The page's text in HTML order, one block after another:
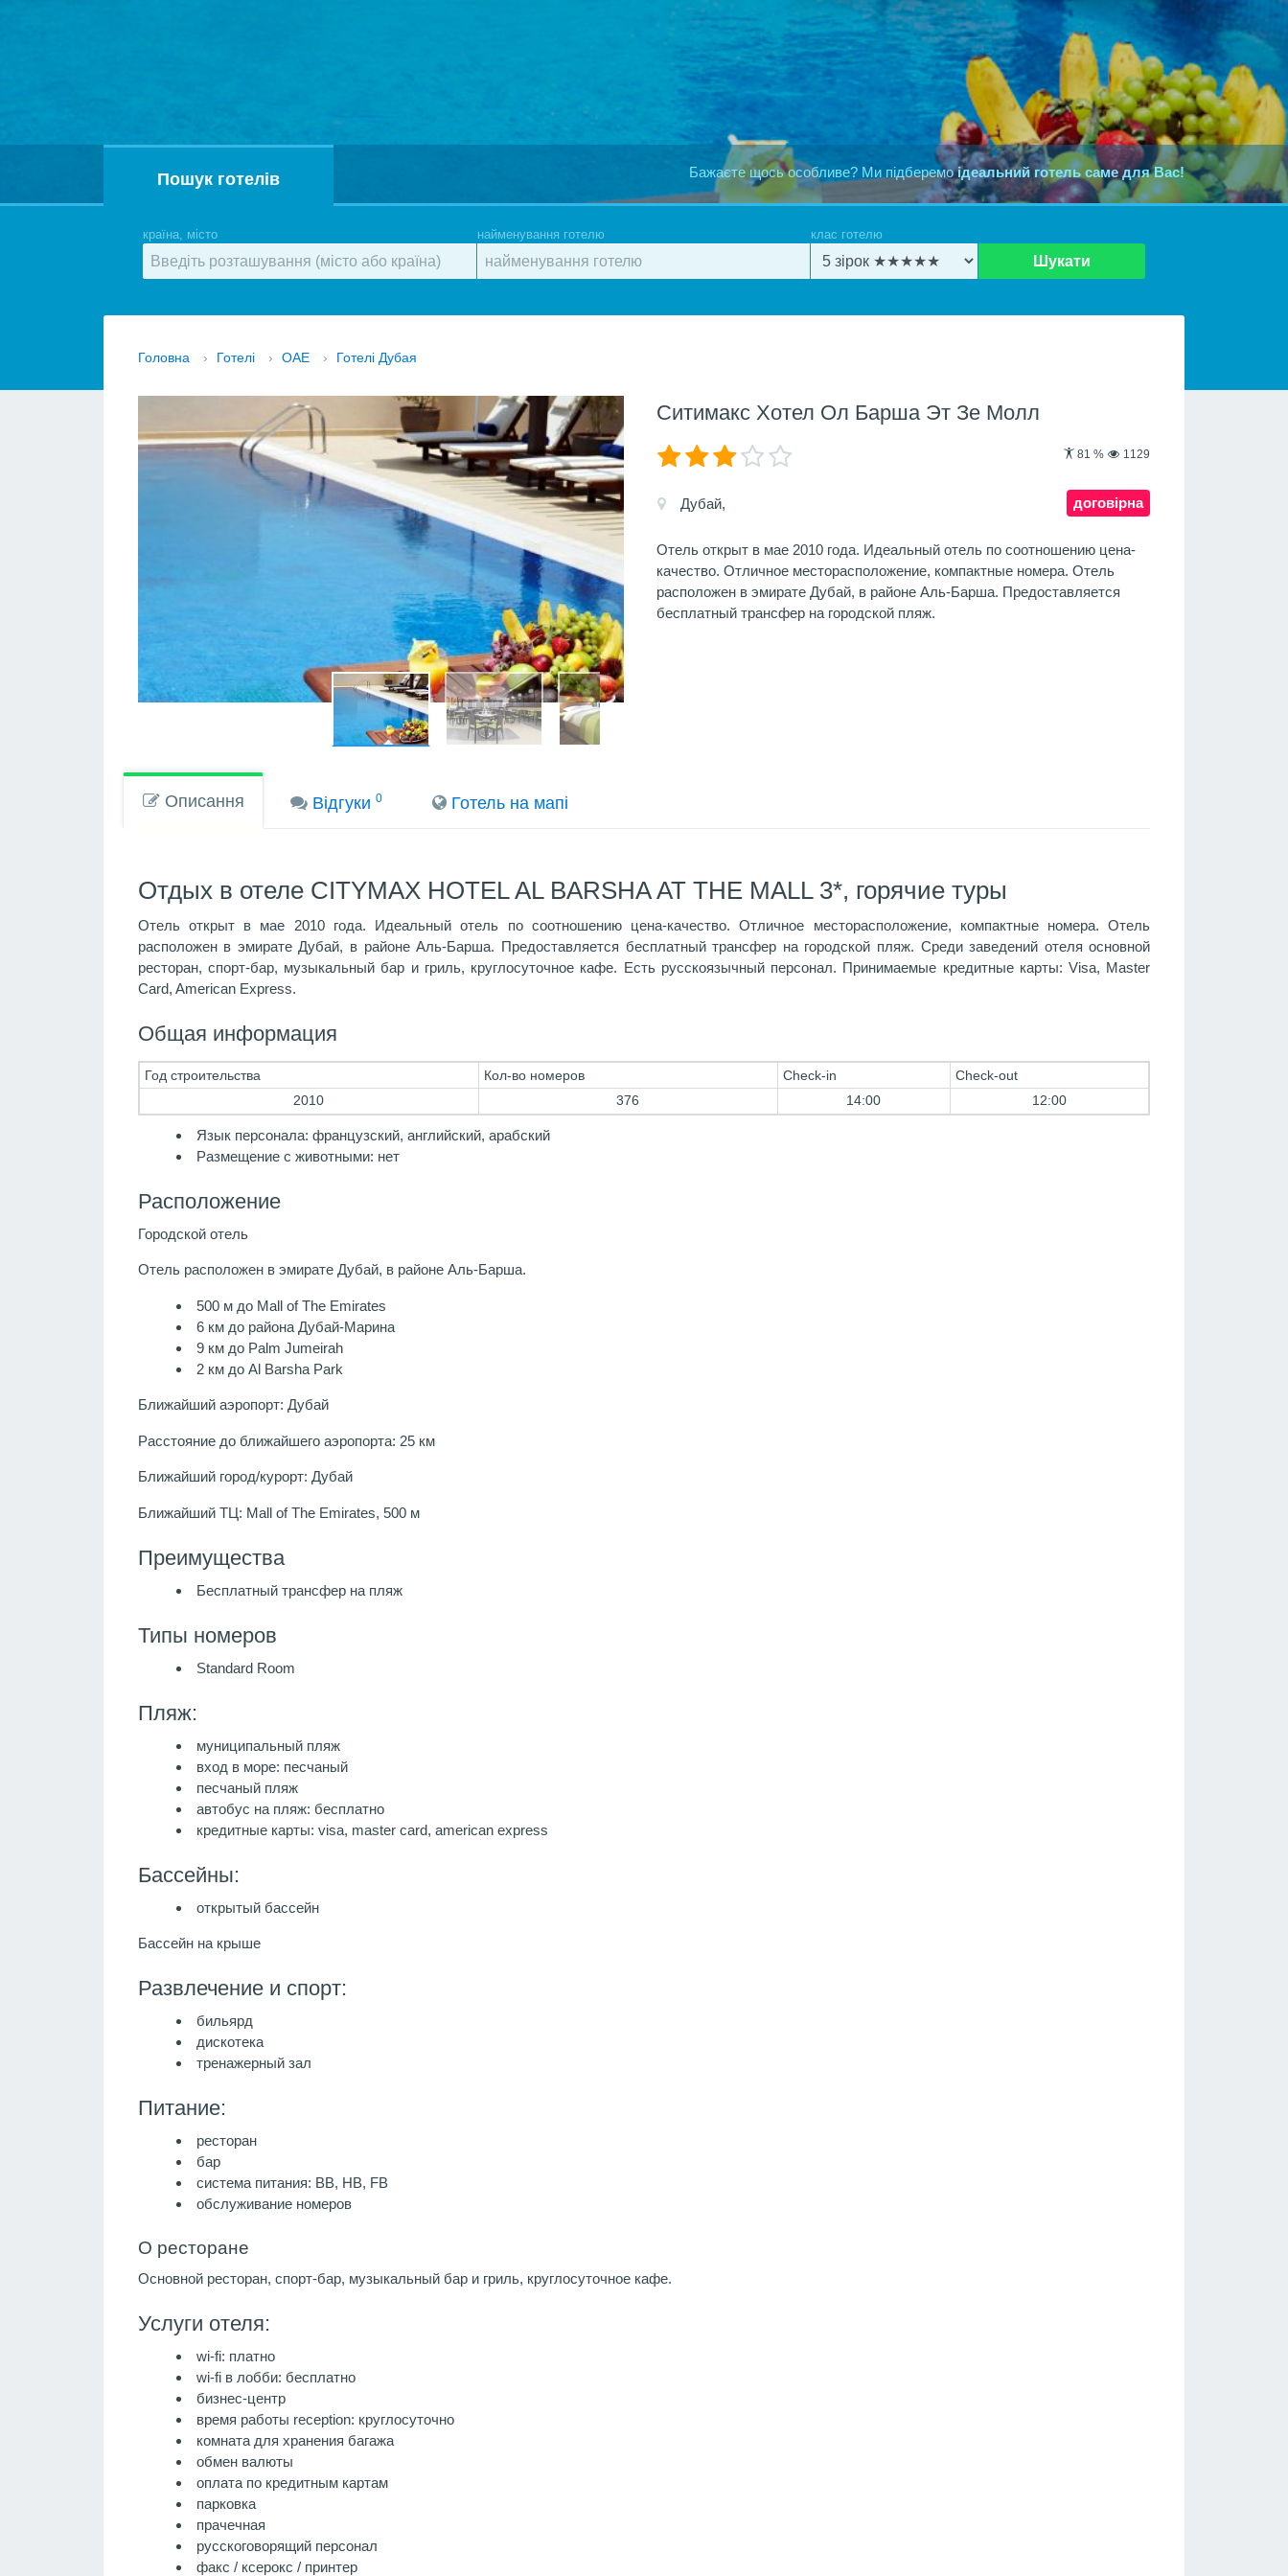
Бажаєте щось особливе? Ми підберемоідеальний готель саме для Вас!
Пошук готелів
країна, місто найменування готелю клас готелю
Шукати
Головна › Готелі › ОАЕ › Готелі Дубая
Ситимакс Хотел Ол Барша Эт Зе Молл
81 % 1129
договірна
Дубай,
Отель открыт в мае 2010 года. Идеальный отель по соотношению цена-
качество. Отличное месторасположение, компактные номера. Отель
расположен в эмирате Дубай, в районе Аль-Барша. Предоставляется
бесплатный трансфер на городской пляж.
Описання Вiдгуки0 Готель на мапi
Отдых в отеле CITYMAX HOTEL AL BARSHA AT THE MALL 3*, горячие туры
Отель открыт в мае 2010 года. Идеальный отель по соотношению цена-качество. Отличное месторасположение, компактные номера. Отель
расположен в эмирате Дубай, в районе Аль-Барша. Предоставляется бесплатный трансфер на городской пляж. Среди заведений отеля основной
ресторан, спорт-бар, музыкальный бар и гриль, круглосуточное кафе. Есть русскоязычный персонал. Принимаемые кредитные карты: Visa, Master
Card, American Express.
Общая информация
Год строительства Кол-во номеров Check-in Check-out
2010 376 14:00 12:00
Язык персонала: французский, английский, арабский
Размещение с животными: нет
Расположение
Городской отель
Отель расположен в эмирате Дубай, в районе Аль-Барша.
500 м до Mall of The Emirates
6 км до района Дубай-Марина
9 км до Palm Jumeirah
2 км до Al Barsha Park
Ближайший аэропорт: Дубай
Расстояние до ближайшего аэропорта: 25 км
Ближайший город/курорт: Дубай
Ближайший ТЦ: Mall of The Emirates, 500 м
Преимущества
Бесплатный трансфер на пляж
Типы номеров
Standard Room
Пляж:
муниципальный пляж
вход в море: песчаный
песчаный пляж
автобус на пляж: бесплатно
кредитные карты: visa, master card, american express
Бассейны:
открытый бассейн
Бассейн на крыше
Развлечение и спорт:
бильярд
дискотека
тренажерный зал
Питание:
ресторан
бар
система питания: BB, HB, FB
обслуживание номеров
О ресторане
Основной ресторан, спорт-бар, музыкальный бар и гриль, круглосуточное кафе.
Услуги отеля:
wi-fi: платно
wi-fi в лобби: бесплатно
бизнес-центр
время работы reception: круглосуточно
комната для хранения багажа
обмен валюты
оплата по кредитным картам
парковка
прачечная
русскоговорящий персонал
факс / ксерокс / принтер